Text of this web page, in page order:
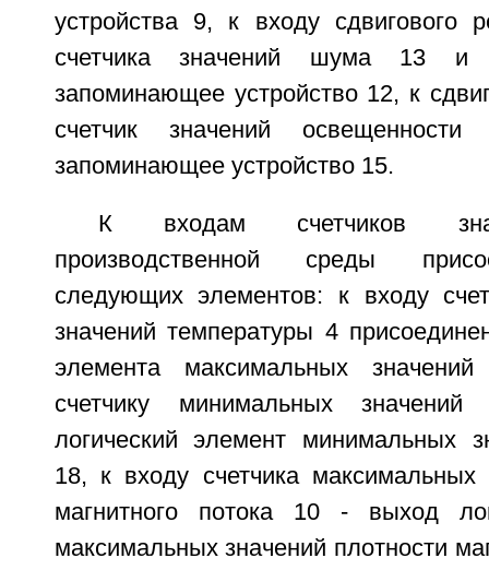
устройства 9, к входу сдвигового
счетчика значений шума 13 и
запоминающее устройство 12, к
счетчик значений
запоминающее устройство 15.
К входам счетчиков
производственной среды
следующих элементов: к входу
значений температуры 4
элемента максимальных
счетчику минимальных
логический элемент минимальных
18, к входу счетчика максимальных
магнитного потока 10 - выход
максимальных значений плотности